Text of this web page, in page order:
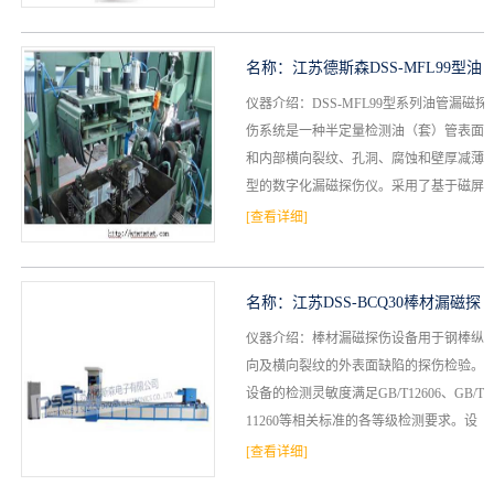
名称： 江苏德斯森DSS-MFL99型油
管漏磁系统探伤仪
仪器介绍：DSS-MFL99型系列油管漏磁探
伤系统是一种半定量检测油（套）管表面
和内部横向裂纹、孔洞、腐蚀和壁厚减薄
型的数字化漏磁探伤仪。采用了基于磁屏
蔽和空间滤波技术的传感器；信号处理电
[查看详细]
名称： 江苏DSS-BCQ30棒材漏磁探
伤设备
仪器介绍：棒材漏磁探伤设备用于钢棒纵
向及横向裂纹的外表面缺陷的探伤检验。
设备的检测灵敏度满足GB/T12606、GB/T
11260等相关标准的各等级检测要求。设
备的综合性能满足YB/T4083标准规定...
[查看详细]